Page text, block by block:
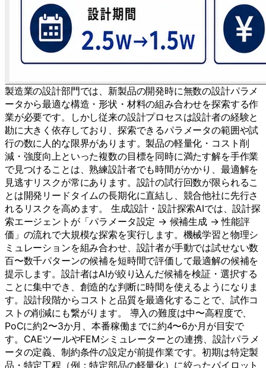
製造業の設計部門では、新製品の開発時に無数の設計パラメ
ータから最適な構造・形状・材料の組み合わせを探索する作
業が必要です。しかし従来の設計プロセスは設計者の経験と
勘に大きく依存しており、探索できるパラメータの範囲や試
行の数に人的な限界があります。製品の軽量化・コスト削
減・強度向上といった複数の目標を同時に満たす解を手作業
で見つけることは、熟練設計者でも時間がかかり、最適解を
見逃すリスクが常にあります。設計の試行回数が限られるこ
とは開発リードタイムの長期化に直結し、競合他社に先行さ
れるリスクを高めます。 生成設計・設計探索AIでは、設計探
索エージェントが「パラメータ設定 → 候補生成 → 性能評
価」の流れで大規模な探索を実行します。機械学習と物理シ
ミュレーションを組み合わせ、設計者が手動では試せない数
百〜数千パターンの候補を短時間で評価して最適解の候補を
提示します。設計者はAIが絞り込んだ候補を検証・選択する
ことに集中でき、創造的な判断に時間を使えるようになりま
す。設計段階からコストと品質を最適化することで、試作コ
ストの削減にも繋がります。 導入の難度は中〜高程度で、
PoCに約2〜3か月、本番稼働までに約4〜6か月が目安で
す。CAEツールやFEMシミュレーターとの連携、設計パラメ
ータの定義、制約条件の設定が前提作業です。初期は特定製
品・特定工程（例：特定部品の軽量化）に絞ったパイロット